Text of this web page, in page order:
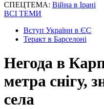
СПЕЦТЕМА: Війна в Ірані
ВСІ ТЕМИ
Вступ України в ЄС
Теракт в Барселоні
Негода в
метра снігу,
села